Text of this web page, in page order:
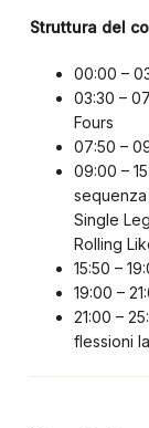
Struttura del
00:00 –
03:30 –
Fours
07:50 –
09:00 –
sequenza
Single
Rolling
15:50 –
19:00 –
21:00 –
flessioni